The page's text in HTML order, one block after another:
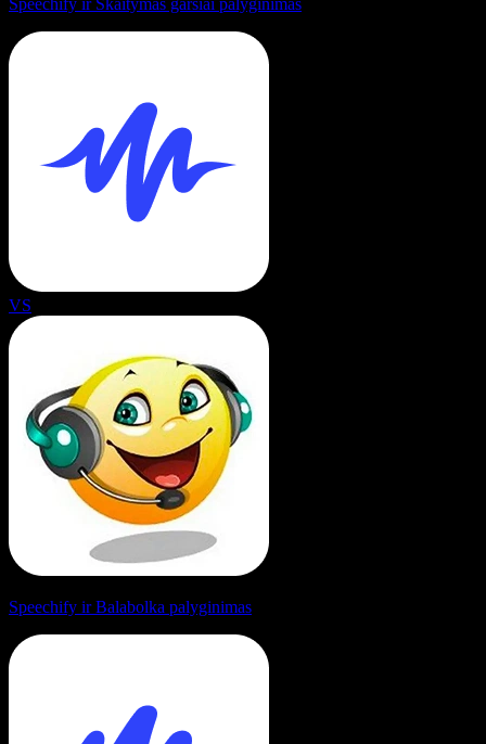
Speechify ir Skaitymas garsiai palyginimas
VS
Speechify ir Balabolka palyginimas